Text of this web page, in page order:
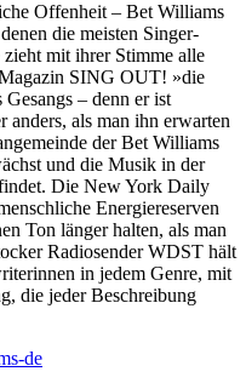
Offenheit – Bet Williams
die meisten Singer-
mit ihrer Stimme alle
SING OUT! »die
– denn er ist
als man ihn erwarten
der Bet Williams
und die Musik in der
Die New York Daily
Energiereserven
Ton länger halten, als man
Radiosender WDST hält
in jedem Genre, mit
die jeder Beschreibung
de